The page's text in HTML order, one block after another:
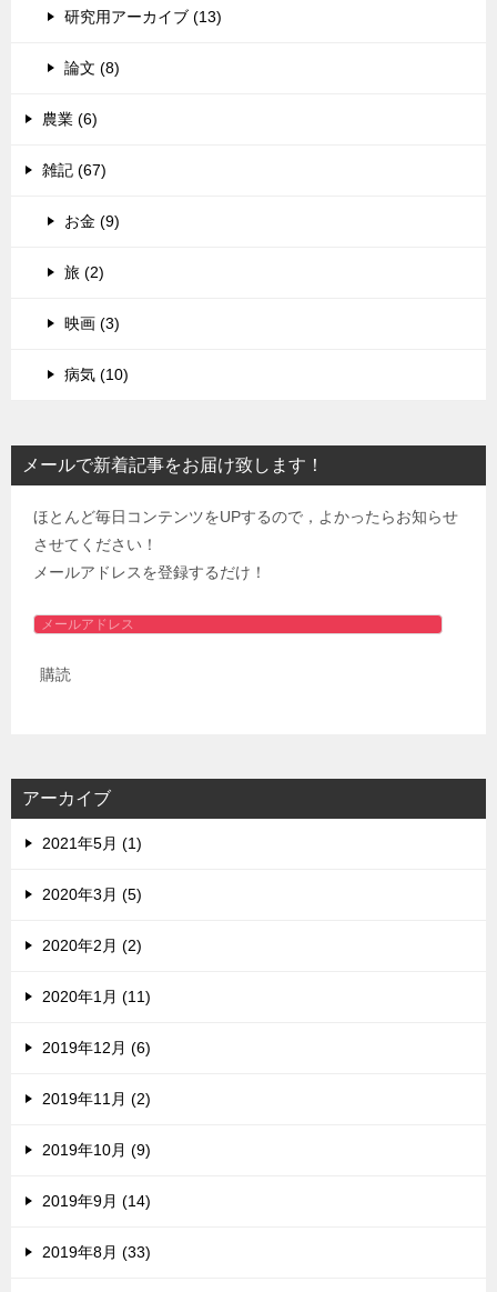
研究用アーカイブ (13)
論文 (8)
農業 (6)
雑記 (67)
お金 (9)
旅 (2)
映画 (3)
病気 (10)
メールで新着記事をお届け致します！
ほとんど毎日コンテンツをUPするので，よかったらお知らせ
させてください！
メールアドレスを登録するだけ！
メ
ル
ス
購読
アーカイブ
2021年5月 (1)
2020年3月 (5)
2020年2月 (2)
2020年1月 (11)
2019年12月 (6)
2019年11月 (2)
2019年10月 (9)
2019年9月 (14)
2019年8月 (33)